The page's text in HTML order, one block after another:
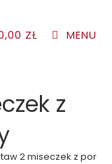
ZŁ MENU
z
2 miseczek z